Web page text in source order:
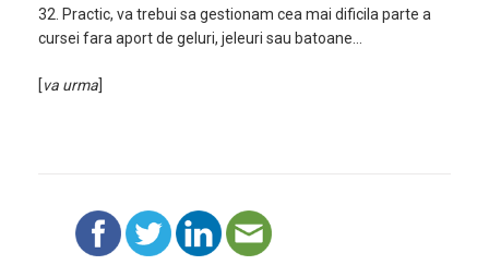
32. Practic, va trebui sa gestionam cea mai dificila parte a
cursei fara aport de geluri, jeleuri sau batoane…
[va urma